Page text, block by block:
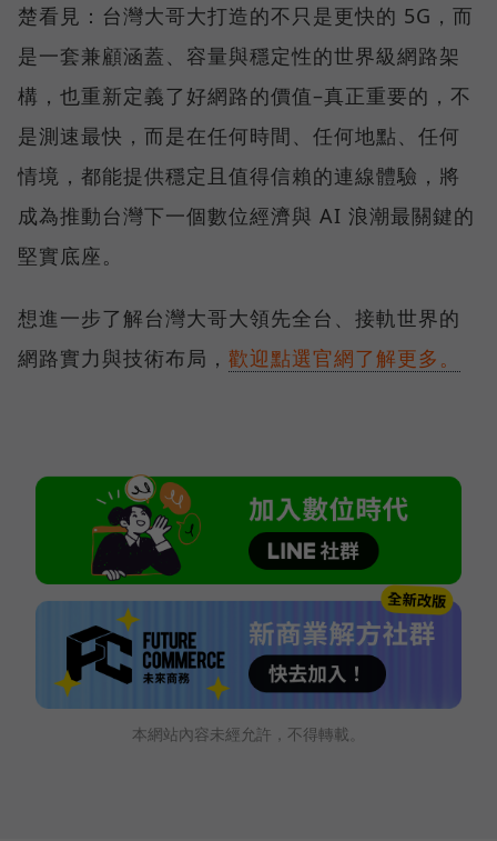
楚看見：台灣大哥大打造的不只是更快的 5G，而
是一套兼顧涵蓋、容量與穩定性的世界級網路架
構，也重新定義了好網路的價值–真正重要的，不
是測速最快，而是在任何時間、任何地點、任何
情境，都能提供穩定且值得信賴的連線體驗，將
成為推動台灣下一個數位經濟與 AI 浪潮最關鍵的
堅實底座。
想進一步了解台灣大哥大領先全台、接軌世界的
網路實力與技術布局， 歡迎點選官網了解更多。
本網站內容未經允許，不得轉載。